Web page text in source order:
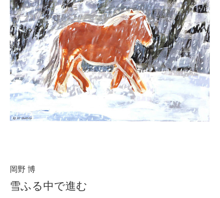
Art works 作品一覧
Catalog カタログ
Schedule スケジュール
About 会社案内
Contact
岡野 博
雪ふる中で進む